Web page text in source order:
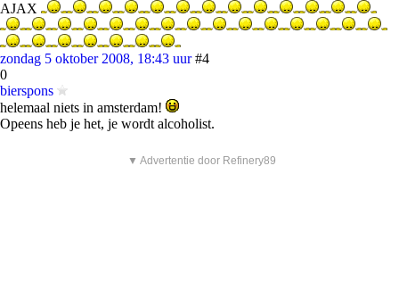
AJAX
zondag 5 oktober 2008, 18:43 uur #4
0
bierspons
helemaal niets in amsterdam!
Opeens heb je het, je wordt alcoholist.
▼ Advertentie door Refinery89